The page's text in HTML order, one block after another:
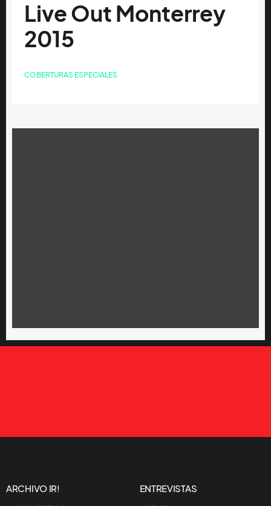
Live Out Monterrey
2015
COBERTURAS ESPECIALES
ARCHIVO IR!
ENTREVISTAS